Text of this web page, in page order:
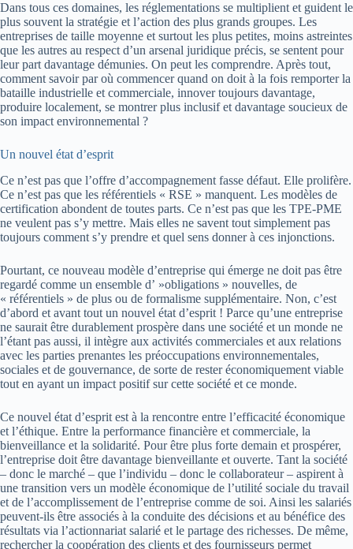
Dans tous ces domaines, les réglementations se multiplient et guident le
plus souvent la stratégie et l’action des plus grands groupes. Les
entreprises de taille moyenne et surtout les plus petites, moins astreintes
que les autres au respect d’un arsenal juridique précis, se sentent pour
leur part davantage démunies. On peut les comprendre. Après tout,
comment savoir par où commencer quand on doit à la fois remporter la
bataille industrielle et commerciale, innover toujours davantage,
produire localement, se montrer plus inclusif et davantage soucieux de
son impact environnemental ?
Un nouvel état d’esprit
Ce n’est pas que l’offre d’accompagnement fasse défaut. Elle prolifère.
Ce n’est pas que les référentiels « RSE » manquent. Les modèles de
certification abondent de toutes parts. Ce n’est pas que les TPE-PME
ne veulent pas s’y mettre. Mais elles ne savent tout simplement pas
toujours comment s’y prendre et quel sens donner à ces injonctions.
Pourtant, ce nouveau modèle d’entreprise qui émerge ne doit pas être
regardé comme un ensemble d’ »obligations » nouvelles, de
« référentiels » de plus ou de formalisme supplémentaire. Non, c’est
d’abord et avant tout un nouvel état d’esprit ! Parce qu’une entreprise
ne saurait être durablement prospère dans une société et un monde ne
l’étant pas aussi, il intègre aux activités commerciales et aux relations
avec les parties prenantes les préoccupations environnementales,
sociales et de gouvernance, de sorte de rester économiquement viable
tout en ayant un impact positif sur cette société et ce monde.
Ce nouvel état d’esprit est à la rencontre entre l’efficacité économique
et l’éthique. Entre la performance financière et commerciale, la
bienveillance et la solidarité. Pour être plus forte demain et prospérer,
l’entreprise doit être davantage bienveillante et ouverte. Tant la société
– donc le marché – que l’individu – donc le collaborateur – aspirent à
une transition vers un modèle économique de l’utilité sociale du travail
et de l’accomplissement de l’entreprise comme de soi. Ainsi les salariés
peuvent-ils être associés à la conduite des décisions et au bénéfice des
résultats via l’actionnariat salarié et le partage des richesses. De même,
rechercher la coopération des clients et des fournisseurs permet